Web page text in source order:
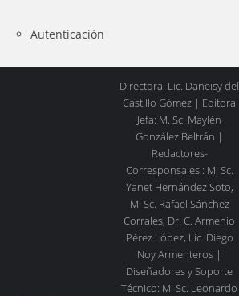
Autenticación
Directora: Lic. Daneisy del
Castillo Gómez | Editora
Jefa: M. Sc. Maylén
González Beltrán |
Redactores-
Corresponsales : M. Sc.
Yanet Hernández Soto,
M. Sc. Rafael Sánchez
Corrales, Dr. C. Armenio
Pérez López, Lic. Diego
Noy Armenteros |
Diseñadores y Soporte
Técnico: M. Sc. Leonardo